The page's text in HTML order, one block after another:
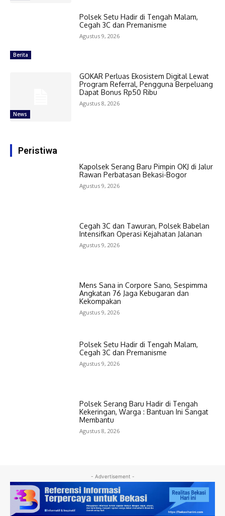
Berita
Polsek Setu Hadir di Tengah Malam,
Cegah 3C dan Premanisme
Agustus 9, 2026
News
GOKAR Perluas Ekosistem Digital Lewat
Program Referral, Pengguna Berpeluang
Dapat Bonus Rp50 Ribu
Agustus 8, 2026
Peristiwa
Kapolsek Serang Baru Pimpin OKJ di Jalur
Rawan Perbatasan Bekasi-Bogor
Agustus 9, 2026
Cegah 3C dan Tawuran, Polsek Babelan
Intensifkan Operasi Kejahatan Jalanan
Agustus 9, 2026
Mens Sana in Corpore Sano, Sespimma
Angkatan 76 Jaga Kebugaran dan
Kekompakan
Agustus 9, 2026
Polsek Setu Hadir di Tengah Malam,
Cegah 3C dan Premanisme
Agustus 9, 2026
Polsek Serang Baru Hadir di Tengah
Kekeringan, Warga : Bantuan Ini Sangat
Membantu
Agustus 8, 2026
- Advertisement -